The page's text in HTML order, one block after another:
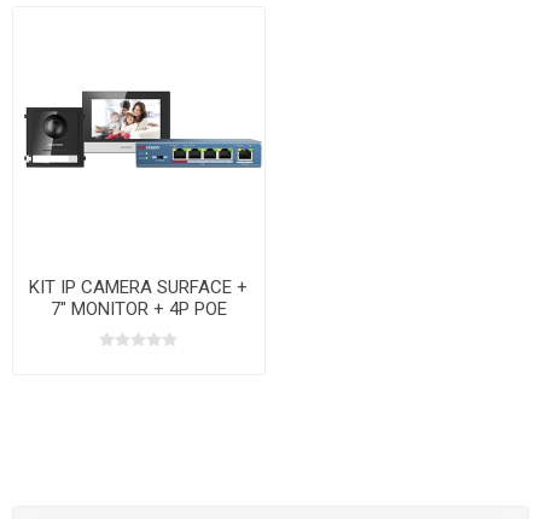
KIT IP CAMERA SURFACE +
7" MONITOR + 4P POE
SWITCHER